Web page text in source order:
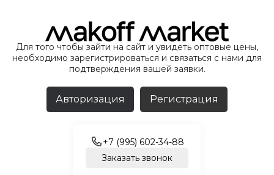
Для того чтобы зайти на сайт и увидеть оптовые цены,
необходимо зарегистрироваться и связаться с нами для
подтверждения вашей заявки.
Авторизация Регистрация
+7 (995) 602-34-88
Заказать звонок